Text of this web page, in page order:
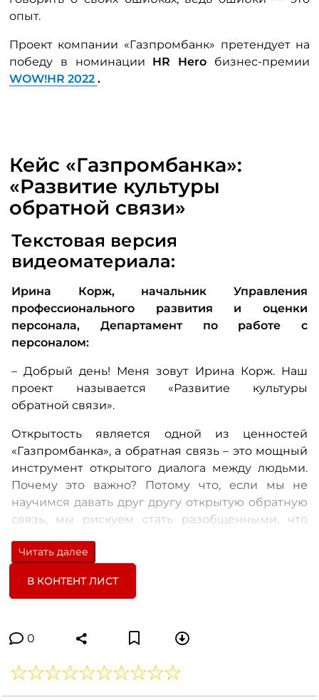
опыт.
Проект компании «Газпромбанк» претендует на
победу в номинации HR Hero бизнес-премии
WOW!HR 2022 .
Кейс «Газпромбанка»:
«Развитие культуры
обратной связи»
Текстовая версия
видеоматериала:
Ирина Корж, начальник Управления
профессионального развития и оценки
персонала, Департамент по работе с
персоналом:
– Добрый день! Меня зовут Ирина Корж. Наш
проект называется «Развитие культуры
обратной связи».
Открытость является одной из ценностей
«Газпромбанка», а обратная связь – это мощный
инструмент открытого диалога между людьми.
Почему это важно? Потому что, если мы не
научимся давать друг другу открытую обратную
связь, мы рискуем стать разобщенными, что
цели.
Виталий Фуфаев, начальник Отдела обучающих
платформ, Департамент по работе с
– Фокус проекта – создание акцента внимания
сотрудников на своевременности и
непрерывности процесса обратной связи, на
важности создания диалога, культуры разговора
Читать далее
В КОНТЕНТ ЛИСТ
0